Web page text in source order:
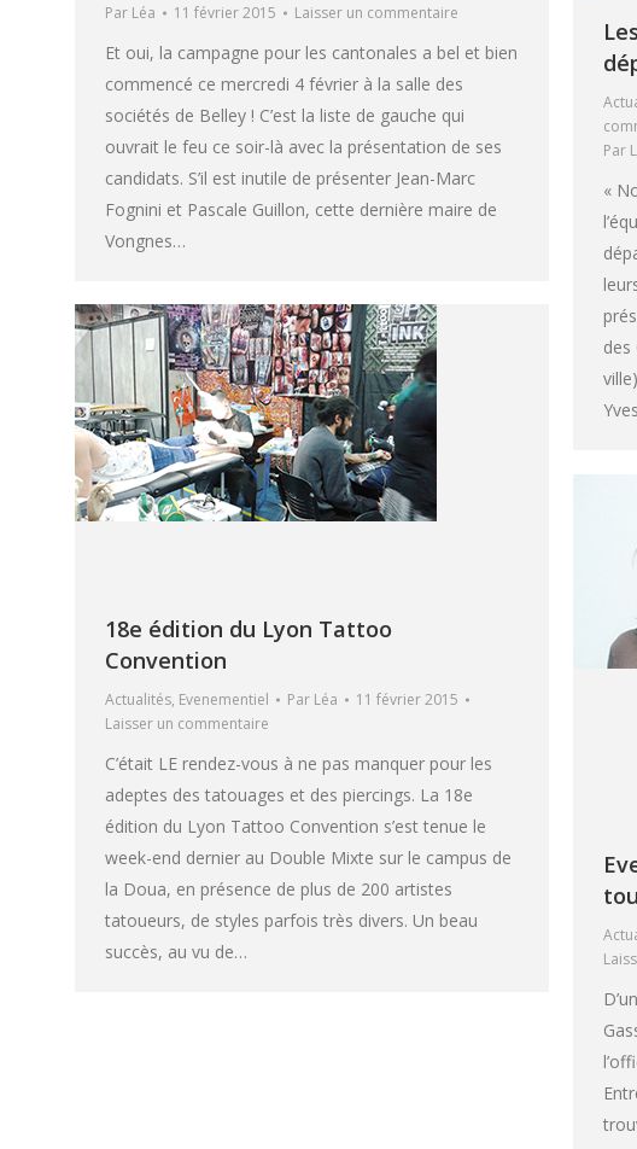
Par Léa 11 février 2015 Laisser un commentaire
Et oui, la campagne pour les cantonales a bel et bien
commencé ce mercredi 4 février à la salle des
sociétés de Belley ! C’est la liste de gauche qui
ouvrait le feu ce soir-là avec la présentation de ses
candidats. S’il est inutile de présenter Jean-Marc
Fognini et Pascale Guillon, cette dernière maire de
Vongnes…
Par
«
des
18e édition du Lyon Tattoo
Convention
Actualités, Evenementiel Par Léa
11 février 2015
Laisser un commentaire
C’était LE rendez-vous à ne pas manquer pour les
adeptes des tatouages et des piercings. La 18e
édition du Lyon Tattoo Convention s’est tenue le
week-end dernier au Double Mixte sur le campus de
la Doua, en présence de plus de 200 artistes
tatoueurs, de styles parfois très divers. Un beau
succès, au vu de…